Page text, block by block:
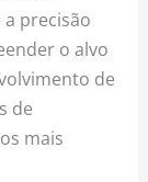
precisão
o alvo
de
de
mais